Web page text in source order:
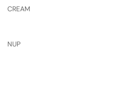
CREAM
NUP